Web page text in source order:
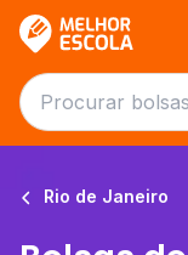
Rio de Janeiro